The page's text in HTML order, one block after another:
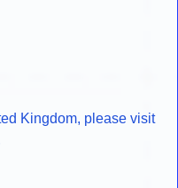
Kingdom, please visit